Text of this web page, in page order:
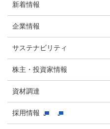
新着情報
企業情報
サステナビリティ
株主・投資家情報
資材調達
採用情報